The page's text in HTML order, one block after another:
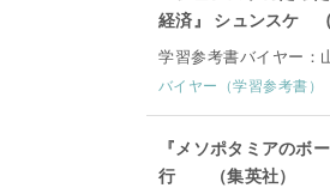
経済』 シュンスケ (
学習参考書バイヤー：
バイヤー（学習参考書）
『メソポタミアの
行 （集英社）